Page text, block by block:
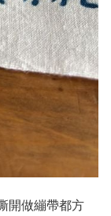
開做繃帶都方